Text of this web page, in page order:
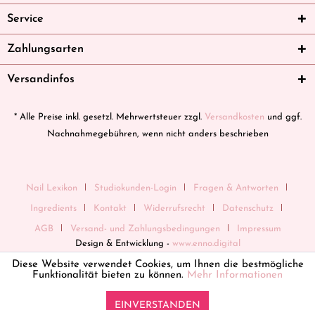
Service
Zahlungsarten
Versandinfos
* Alle Preise inkl. gesetzl. Mehrwertsteuer zzgl. Versandkosten und ggf.
Nachnahmegebühren, wenn nicht anders beschrieben
Nail Lexikon Studiokunden-Login Fragen & Antworten
Ingredients Kontakt Widerrufsrecht Datenschutz
AGB Versand- und Zahlungsbedingungen
Impressum
Design & Entwicklung - www.enno.digital
Diese Website verwendet Cookies, um Ihnen die bestmögliche
Funktionalität bieten zu können. Mehr Informationen
EINVERSTANDEN